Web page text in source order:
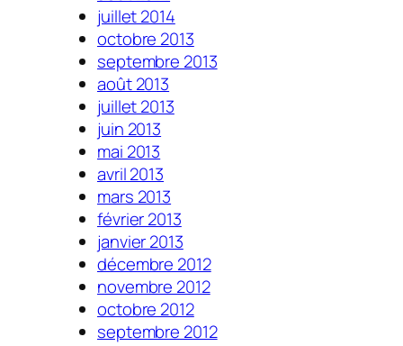
juillet 2014
octobre 2013
septembre 2013
août 2013
juillet 2013
juin 2013
mai 2013
avril 2013
mars 2013
février 2013
janvier 2013
décembre 2012
novembre 2012
octobre 2012
septembre 2012